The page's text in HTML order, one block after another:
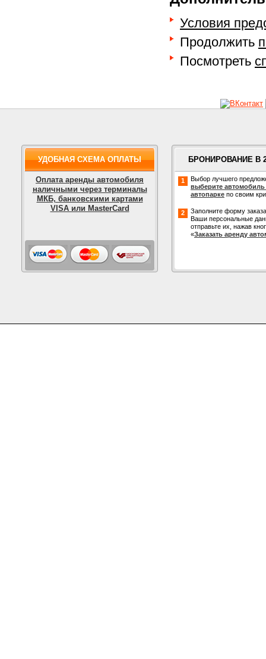
Условия
Продолжить
Посмотреть
УДОБНАЯ СХЕМА ОПЛАТЫ
Оплата аренды автомобиля
наличными через терминалы
МКБ, банковскими картами
VISA или MasterCard
БРОНИРОВАНИЕ В
1
Выбор лучшего
выберите
автопарке по своим
2
Заполните форму
Ваши персональные
отправьте их, нажав
«Заказать аренду